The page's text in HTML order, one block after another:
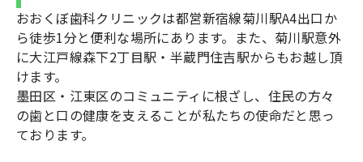
おおくぼ歯科クリニックは都営新宿線菊川駅A4出口か
ら徒歩1分と便利な場所にあります。また、菊川駅意外
に大江戸線森下2丁目駅・半蔵門住吉駅からもお越し頂
けます。
墨田区・江東区のコミュニティに根ざし、住民の方々
の歯と口の健康を支えることが私たちの使命だと思っ
ております。